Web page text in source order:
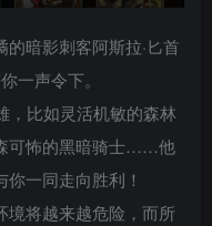
暗影刺客阿斯拉·匕首
声令下。
，比如灵活机敏的森林
可怖的黑暗骑士……他
一同走向胜利！
境将越来越危险，而所